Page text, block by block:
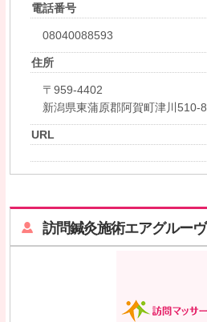
電話番号
08040088593
住所
〒959-4402
新潟県東蒲原郡阿賀町津川510-8
URL
訪問鍼灸施術エアグルーヴ